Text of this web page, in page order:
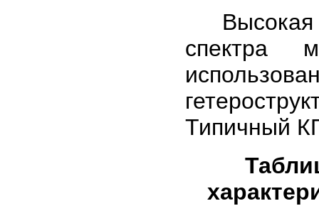
Высокая
спектра
Типичный